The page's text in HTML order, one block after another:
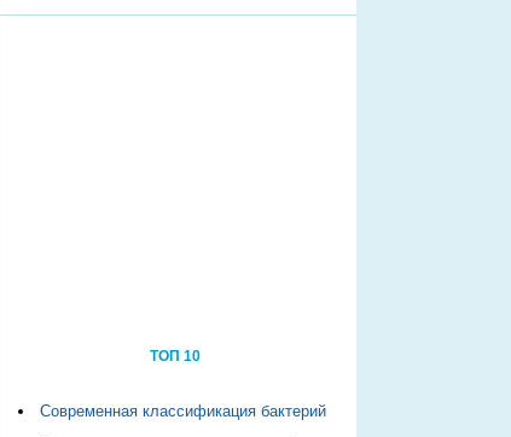
ТОП 10
Современная классификация бактерий